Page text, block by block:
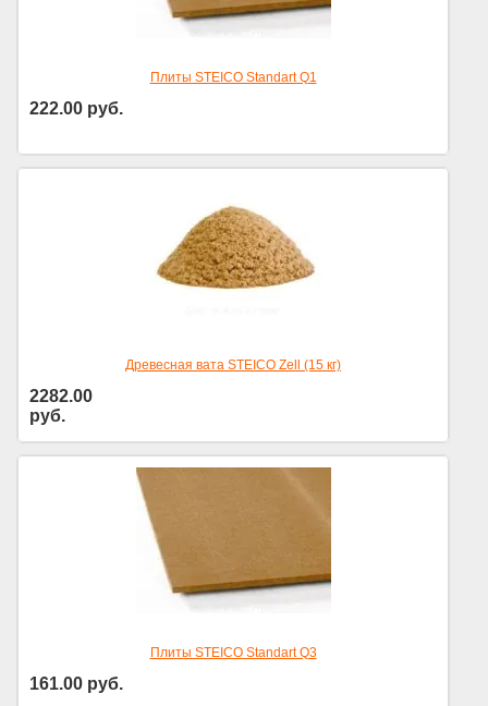
Плиты STEICO Standart Q1
222.00 руб.
Древесная вата STEICO Zell (15 кг)
2282.00
руб.
Плиты STEICO Standart Q3
161.00 руб.